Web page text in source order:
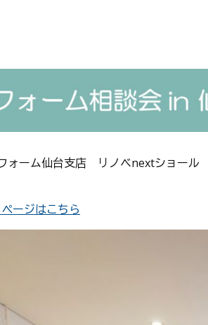
ォーム仙台支店 リノベnextショール
ージはこちら